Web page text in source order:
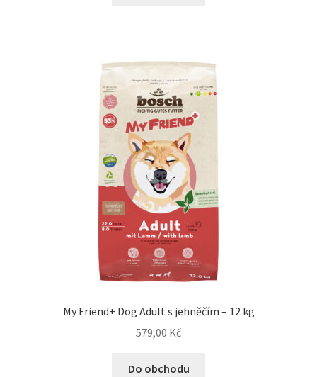
Pamlsky pro kočky
Purizon pro kočky
Royal Canin pro kočky
Škrabadla pro kočky
Veterinární dieta pro kočky
Vše pro psy — Krmivo, doplňky, vybavení
Boudy a výběhy
My Friend+ Dog Adult s jehněčím – 12 kg
579,00 Kč
Do obchodu